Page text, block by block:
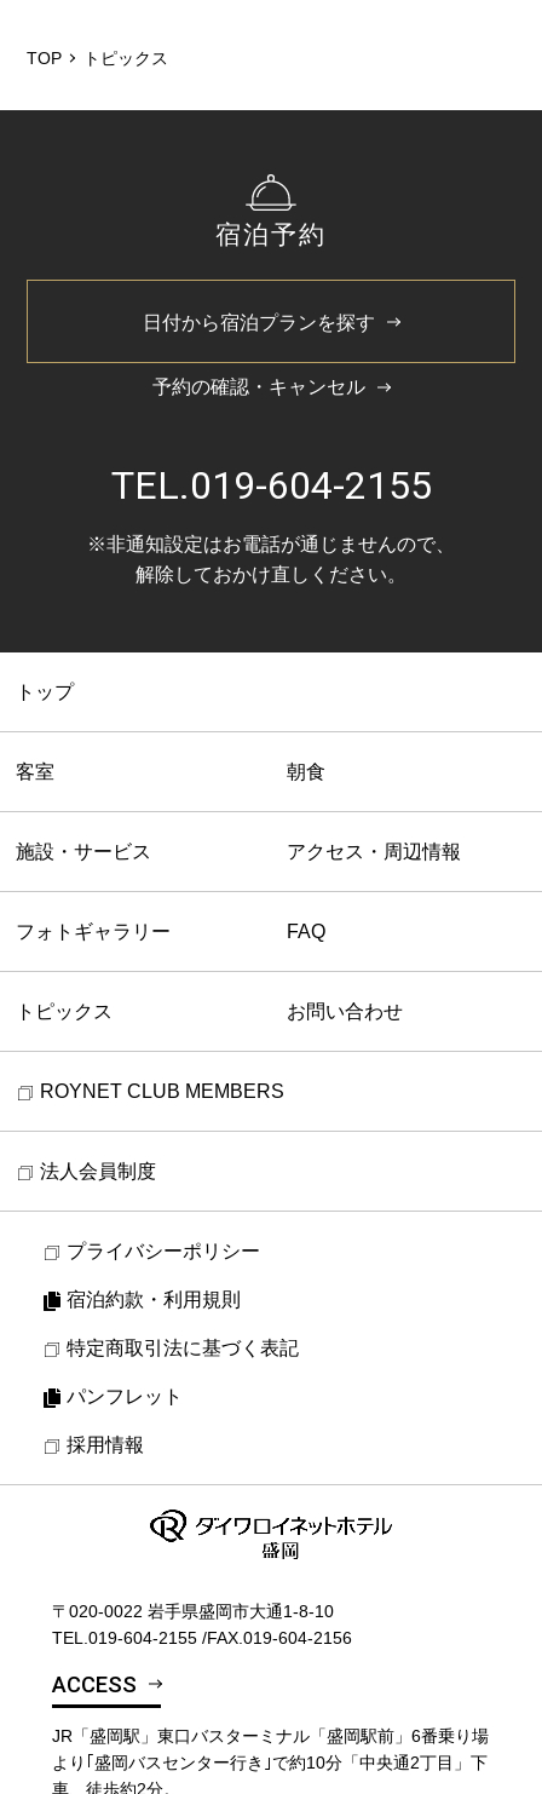
2025/12
2024/5
TOP トピックス
宿泊予約
日付から宿泊プランを探す
予約の確認・キャンセル
TEL.019-604-2155
※非通知設定はお電話が通じませんので、
解除しておかけ直しください。
トップ
客室 朝食
施設・サービス アクセス・周辺情報
フォトギャラリー FAQ
トピックス お問い合わせ
ROYNET CLUB MEMBERS
法人会員制度
プライバシーポリシー
宿泊約款・利用規則
特定商取引法に基づく表記
パンフレット
採用情報
〒020-0022 岩手県盛岡市大通1-8-10
TEL. 019-604-2155 /FAX.019-604-2156
ACCESS
JR「盛岡駅」東口バスターミナル「盛岡駅前」6番乗り場
より｢盛岡バスセンター行き｣で約10分「中央通2丁目」下
車、徒歩約2分。